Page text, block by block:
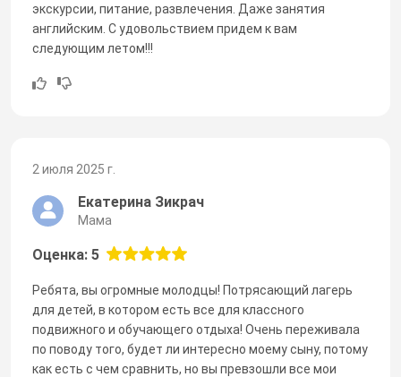
экскурсии, питание, развлечения. Даже занятия
английским. С удовольствием придем к вам
следующим летом!!!
2 июля 2025 г.
Екатерина Зикрач
Мама
Оценка: 5
Ребята, вы огромные молодцы! Потрясающий лагерь
для детей, в котором есть все для классного
подвижного и обучающего отдыха! Очень переживала
по поводу того, будет ли интересно моему сыну, потому
как есть с чем сравнить, но вы превзошли все мои